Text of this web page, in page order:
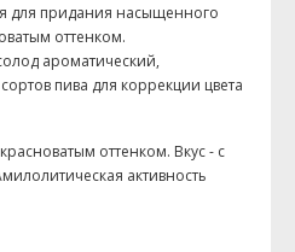
для придания насыщенного
оттенком.
ароматический,
пива для коррекции цвета
оттенком. Вкус - с
активность